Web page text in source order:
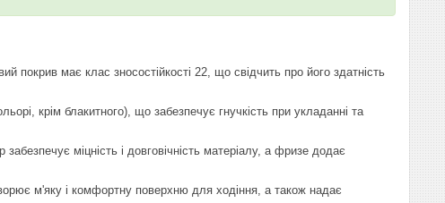
покрив має клас зносостійкості 22, що свідчить про його здатність
крім блакитного), що забезпечує гнучкість при укладанні та
міцність і довговічність матеріалу, а фризе додає
м'яку і комфортну поверхню для ходіння, а також надає